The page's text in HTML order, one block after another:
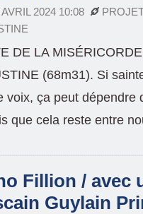
AVRIL 2024 10:08
DE LA
(68m31). Si
voix, ça peut dépendre
que cela reste entre
Fillion / avec
Guylain